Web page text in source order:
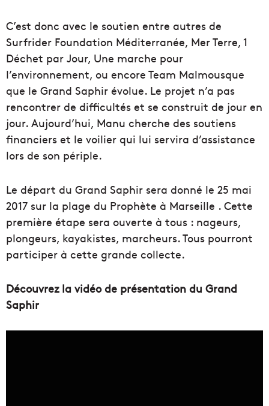
C’est donc avec le soutien entre autres de
Surfrider Foundation Méditerranée, Mer Terre, 1
Déchet par Jour, Une marche pour
l’environnement, ou encore Team Malmousque
que le Grand Saphir évolue. Le projet n’a pas
rencontrer de difficultés et se construit de jour en
jour. Aujourd’hui, Manu cherche des soutiens
financiers et le voilier qui lui servira d’assistance
lors de son périple.
Le départ du Grand Saphir sera donné le 25 mai
2017 sur la plage du Prophète à Marseille . Cette
première étape sera ouverte à tous : nageurs,
plongeurs, kayakistes, marcheurs. Tous pourront
participer à cette grande collecte.
Découvrez la vidéo de présentation du Grand
Saphir